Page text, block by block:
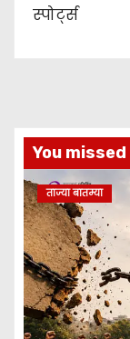
स्पोर्ट्स
You missed
ताज्या बातम्या